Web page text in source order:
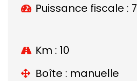
Puissance fiscale : 7
Km : 10
Boîte : manuelle